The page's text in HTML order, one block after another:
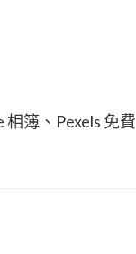
簿、Pexels 免費